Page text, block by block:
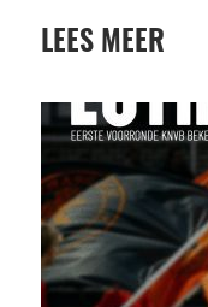
LEES MEER